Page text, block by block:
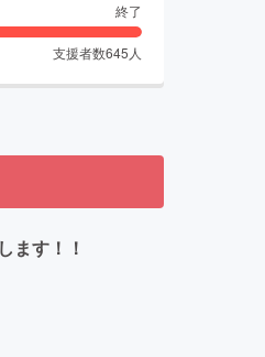
終了
支援者数645 人
ます！！